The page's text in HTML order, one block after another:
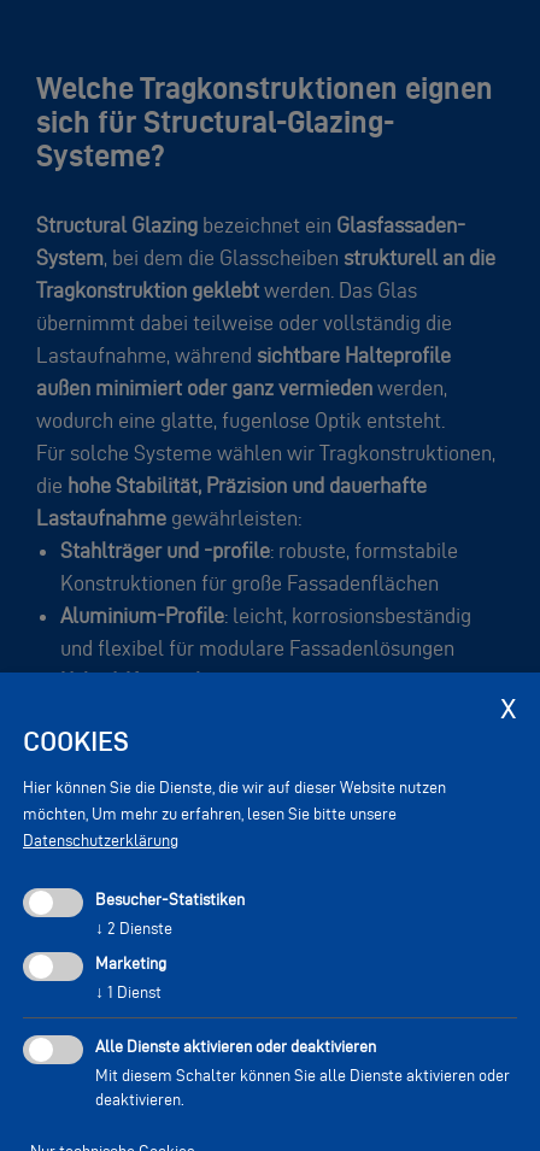
Welche Tragkonstruktionen eignen
sich für Structural-Glazing-
Systeme?
Structural Glazing bezeichnet ein Glasfassaden-
System, bei dem die Glasscheiben strukturell an die
Tragkonstruktion geklebt werden. Das Glas
übernimmt dabei teilweise oder vollständig die
Lastaufnahme, während sichtbare Halteprofile
außen minimiert oder ganz vermieden werden,
wodurch eine glatte, fugenlose Optik entsteht.
Für solche Systeme wählen wir Tragkonstruktionen,
die hohe Stabilität, Präzision und dauerhafte
Lastaufnahme gewährleisten:
Stahlträger und -profile: robuste, formstabile
Konstruktionen für große Fassadenflächen
Aluminium-Profile: leicht, korrosionsbeständig
und flexibel für modulare Fassadenlösungen
schlanker Optik
Anbindung und Unterkonstruktion : präzise
Verbindungspunkte, abgestimmte Abstände und
Lastverteilung für die Verglasung
Bauen wir gemeinsam
Kontaktiere uns und besprich mit uns dein Projekt.
COOKIES
Hier können Sie die Dienste, die wir auf dieser Website nutzen
möchten, Um mehr zu erfahren, lesen Sie bitte unsere
Datenschutzerklärung
Besucher-Statistiken
↓ 2 Dienste
Marketing
↓ 1 Dienst
Alle Dienste aktivieren oder deaktivieren
Mit diesem Schalter können Sie alle Dienste aktivieren oder
deaktivieren.